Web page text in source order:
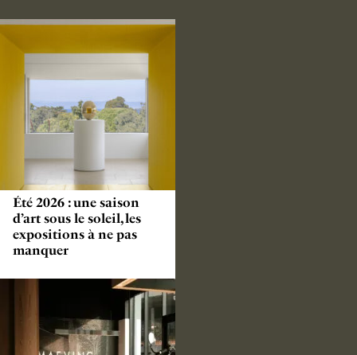
Été 2026 : une saison
d’art sous le soleil, les
expositions à ne pas
manquer